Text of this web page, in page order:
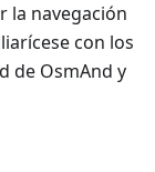
la navegación
con los
de OsmAnd y